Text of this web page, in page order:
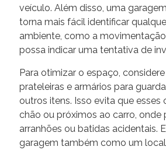
veículo. Além disso, uma
torna mais fácil identificar
ambiente, como a
possa indicar uma tentativa de
Para otimizar o espaço,
prateleiras e armários para
outros itens. Isso evita que esses
chão ou próximos ao carro, onde
arranhões ou batidas acidentais.
garagem também como um